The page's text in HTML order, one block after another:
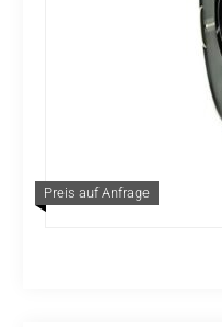
Preis auf Anfrage